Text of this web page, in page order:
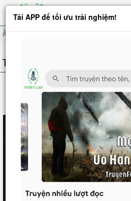
Âm Phủ Thần Thám
THÔNG TIN TRUYỆN
ÂM PHỦ
Tải APP để tối ưu trải nghiệm!